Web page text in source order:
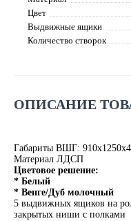
Цвет
Выдвижные ящики
Количество створок
ОПИСАНИЕ
Габариты ВШГ:
Материал ЛДСП
Цветовое решение:
* Белый
* Венге/Дуб молочный
5 выдвижных ящиков на
закрытых ниши с полками